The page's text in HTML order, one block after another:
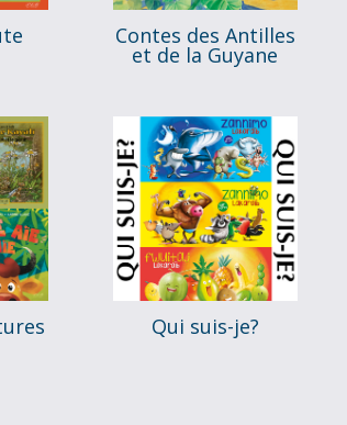
Contes des Antilles
et de la Guyane
Qui suis-je?